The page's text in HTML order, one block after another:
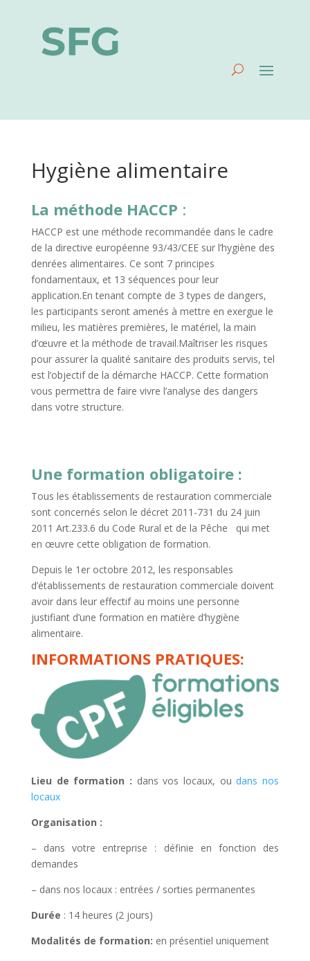
Hygiène alimentaire
La méthode HACCP :
HACCP est une méthode recommandée dans le cadre
de la directive européenne 93/43/CEE sur l’hygiène des
denrées alimentaires. Ce sont 7 principes
fondamentaux, et 13 séquences pour leur
application.En tenant compte de 3 types de dangers,
les participants seront amenés à mettre en exergue le
milieu, les matières premières, le matériel, la main
d’œuvre et la méthode de travail.Maîtriser les risques
pour assurer la qualité sanitaire des produits servis, tel
est l’objectif de la démarche HACCP. Cette formation
vous permettra de faire vivre l’analyse des dangers
dans votre structure.
Une formation obligatoire :
Tous les établissements de restauration commerciale
sont concernés selon le décret 2011-731 du 24 juin
2011 Art.233.6 du Code Rural et de la Pêche qui met
en œuvre cette obligation de formation.
Depuis le 1er octobre 2012, les responsables
d’établissements de restauration commerciale doivent
avoir dans leur effectif au moins une personne
justifiant d’une formation en matière d’hygiène
alimentaire.
INFORMATIONS PRATIQUES:
Lieu de formation : dans vos locaux, oudans nos
locaux
Organisation :
– dans votre entreprise : définie en fonction des
demandes
– dans nos locaux : entrées / sorties permanentes
Durée : 14 heures (2 jours)
Modalités de formation: en présentiel uniquement